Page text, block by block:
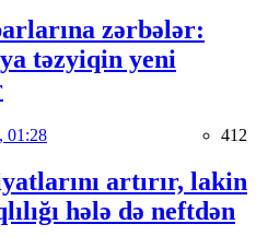
zərbələr:
təzyiqin yeni
01:28 412
artırır, lakin
hələ də neftdən